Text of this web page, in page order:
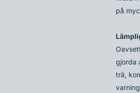
på
gjorda
trä,